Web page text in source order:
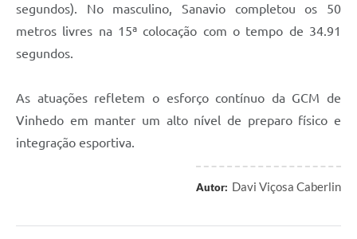
segundos). No masculino, Sanavio completou os 50
metros livres na 15ª colocação com o tempo de 34.91
segundos.
As atuações refletem o esforço contínuo da GCM de
Vinhedo em manter um alto nível de preparo físico e
integração esportiva.
Autor: Davi Viçosa Caberlin